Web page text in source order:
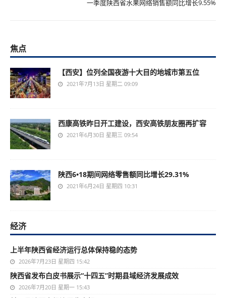
一季度陕西省水果网络销售额同比增长9.55%
焦点
【西安】位列全国夜游十大目的地城市第五位
2021年7月13日 星期二 09:09
西康高铁昨日开工建设，西安高铁朋友圈再扩容
2021年6月30日 星期三 09:54
陕西6•18期间网络零售额同比增长29.31%
2021年6月24日 星期四 10:31
经济
上半年陕西省经济运行总体保持稳的态势
2026年7月23日 星期四 15:42
陕西省发布白皮书展示“十四五”时期县域经济发展成效
2026年7月20日 星期一 15:43